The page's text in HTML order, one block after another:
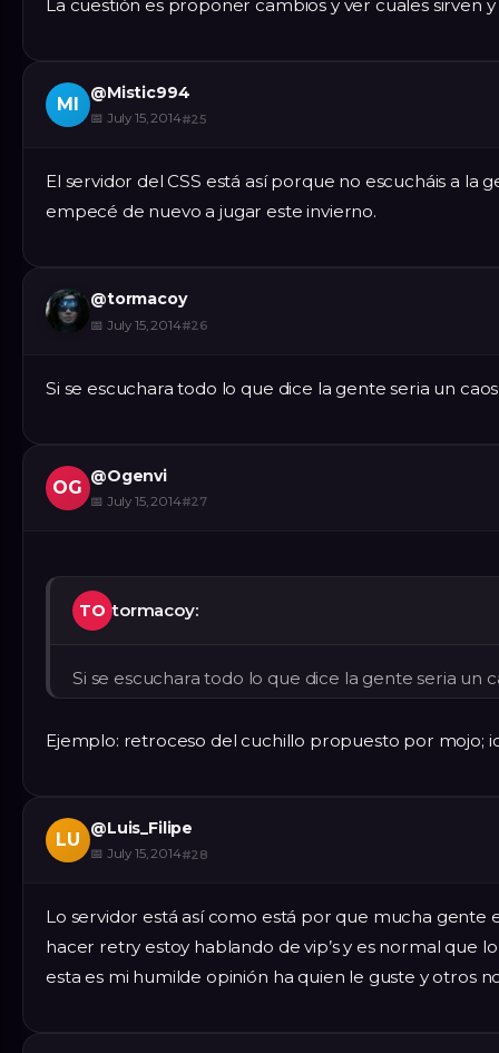
La cuestión es proponer cambios y ver cuales sirven y
MI
@Mistic994
📅 July 15, 2014#25
El servidor del CSS está así porque no escucháis a la
empecé de nuevo a jugar este invierno.
@tormacoy
📅 July 15, 2014#26
Si se escuchara todo lo que dice la gente seria un
OG
@Ogenvi
📅 July 15, 2014#27
TO tormacoy:
Si se escuchara todo lo que dice la gente seria un
Ejemplo: retroceso del cuchillo propuesto por mojo;
LU
@Luis_Filipe
📅 July 15, 2014#28
Lo servidor está así como está por que mucha
hacer retry estoy hablando de vip’s y es normal que
esta es mi humilde opinión ha quien le guste y otros